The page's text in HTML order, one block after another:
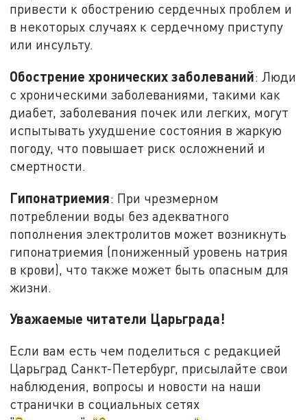
привести к обострению сердечных проблем и
в некоторых случаях к сердечному приступу
или инсульту.
Обострение хронических заболеваний: Люди
с хроническими заболеваниями, такими как
диабет, заболевания почек или легких, могут
испытывать ухудшение состояния в жаркую
погоду, что повышает риск осложнений и
смертности.
Гипонатриемия: При чрезмерном
потреблении воды без адекватного
пополнения электролитов может возникнуть
гипонатриемия (пониженный уровень натрия
в крови), что также может быть опасным для
жизни.
Уважаемые читатели Царьграда!
Если вам есть чем поделиться с редакцией
Царьград Санкт-Петербург, присылайте свои
наблюдения, вопросы и новости на наши
странички в социальных сетях